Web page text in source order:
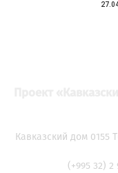
Кавказский дом 0155
(+995 32)